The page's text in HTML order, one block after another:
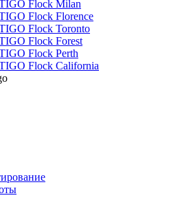
Flock Milan
Flock Florence
Flock Toronto
Flock Forest
Flock Perth
Flock California